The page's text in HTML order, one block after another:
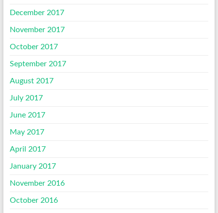
December 2017
November 2017
October 2017
September 2017
August 2017
July 2017
June 2017
May 2017
April 2017
January 2017
November 2016
October 2016